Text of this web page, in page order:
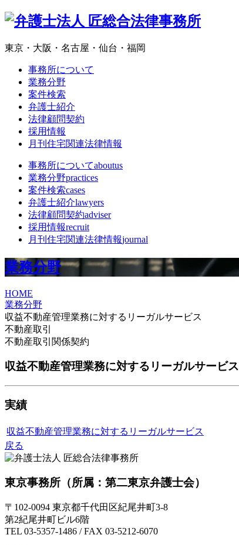
東京・大阪・名古屋・仙台・福岡
事務所について
業務分野
案件検索
弁護士紹介
法律顧問契約
採用情報
月刊住宅関連法律情報
事務所についてaboutus
業務分野practices
案件検索cases
弁護士紹介lawyers
法律顧問契約adviser
採用情報recruit
月刊住宅関連法律情報journal
業務分野
HOME
業務分野
収益不動産管理業務に対するリーガルサービス
不動産取引
不動産取引関係契約
収益不動産管理業務に対するリーガルサービス
実績
収益不動産管理業務に対するリーガルサービス
戻る
東京事務所 （所属：第二東京弁護士会）
〒102-0094 東京都千代田区紀尾井町3-8
第2紀尾井町ビル6階
TEL 03-5357-1486 / FAX 03-5212-6070